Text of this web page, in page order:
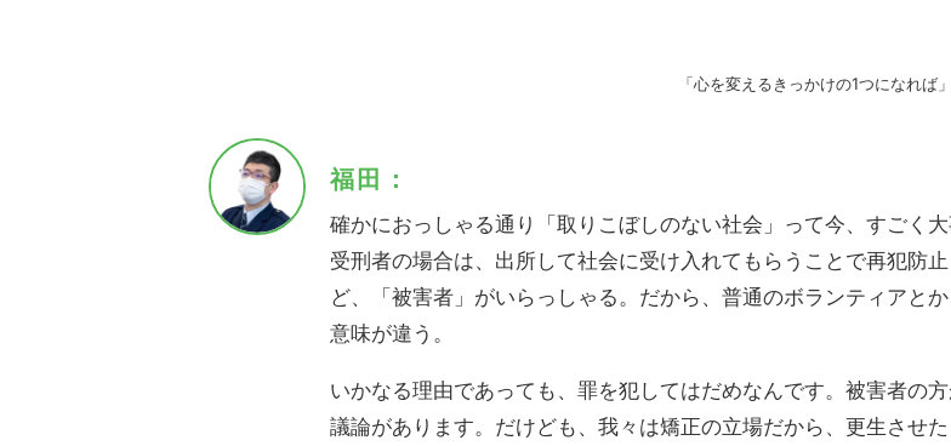
「心を変えるきっかけの1つになれば」
福田：
確かにおっしゃる通り「取りこぼしのない社会」って今、すごく大
受刑者の場合は、出所して社会に受け入れてもらうことで再犯防
ど、「被害者」がいらっしゃる。だから、普通のボランティアと
意味が違う。
いかなる理由であっても、罪を犯してはだめなんです。被害者の
議論があります。だけども、我々は矯正の立場だから、更生させ